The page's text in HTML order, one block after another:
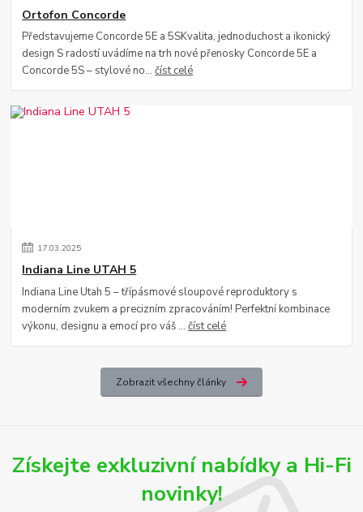
Ortofon Concorde
Představujeme Concorde 5E a 5SKvalita, jednoduchost a ikonický
design S radostí uvádíme na trh nové přenosky Concorde 5E a
Concorde 5S – stylové no...číst celé
17.03.2025
Indiana Line UTAH 5
Indiana Line Utah 5 – třípásmové sloupové reproduktory s
moderním zvukem a precizním zpracováním! Perfektní kombinace
výkonu, designu a emocí pro váš ...číst celé
Zobrazit všechny články
Získejte exkluzivní nabídky a Hi-Fi
novinky!